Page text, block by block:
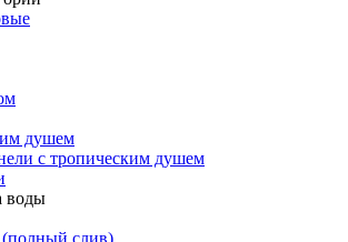
душем
с тропическим душем
воды
слив)